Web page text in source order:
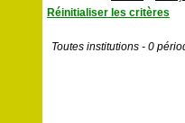
Réinitialiser les critères
Toutes institutions - 0